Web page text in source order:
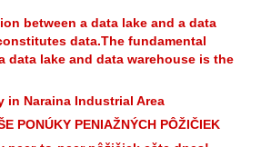
between a data lake and a data
data.The fundamental
data lake and data warehouse is the
in Naraina Industrial Area
PONÚKY PENIAŽNÝCH PÔŽIČIEK